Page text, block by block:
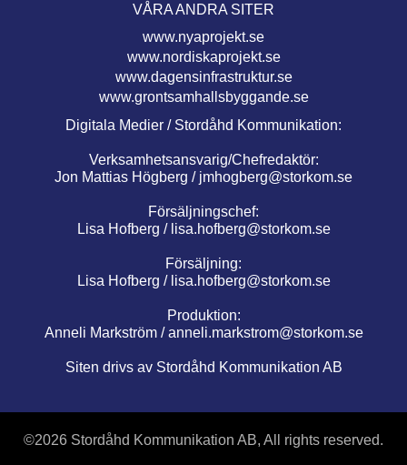
VÅRA ANDRA SITER
www.nyaprojekt.se
www.nordiskaprojekt.se
www.dagensinfrastruktur.se
www.grontsamhallsbyggande.se
Digitala Medier / Stordåhd Kommunikation:
Verksamhetsansvarig/Chefredaktör:
Jon Mattias Högberg / jmhogberg@storkom.se
Försäljningschef:
Lisa Hofberg / lisa.hofberg@storkom.se
Försäljning:
Lisa Hofberg / lisa.hofberg@storkom.se
Produktion:
Anneli Markström /anneli.markstrom@storkom.se
Siten drivs av Stordåhd Kommunikation AB
©2026 Stordåhd Kommunikation AB, All rights reserved.